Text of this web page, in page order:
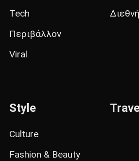
Tech
Περιβάλλον
Viral
Διεθνή
Style
Culture
Fashion & Beauty